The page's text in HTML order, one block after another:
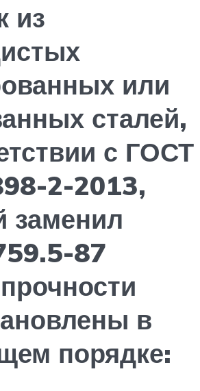
из
или
сталей,
с ГОСТ
2-2013,
заменил
87
в
порядке: